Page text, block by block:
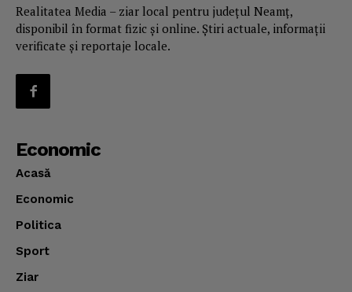
Realitatea Media – ziar local pentru județul Neamț,
disponibil în format fizic și online. Știri actuale, informații
verificate și reportaje locale.
Economic
Acasă
Economic
Politica
Sport
Ziar